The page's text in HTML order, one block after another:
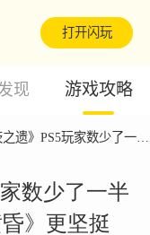
打开闪玩
现 游戏攻略
家数少了一半 相比之下《战神：诸神黄昏》更坚挺
数少了一半
》更坚挺